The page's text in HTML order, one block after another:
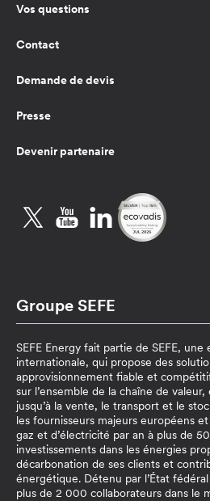
Vos questions
Contact
Demande de devis
Presse
Devenir partenaire
TwitterYouTubeLinkedIn
Groupe SEFE
SEFE Energy fait partie de SEFE,
internationale, qui propose des
approvisionnement fiable et
sur l’ensemble de la chaîne de
jusqu’à la vente, le transport et le
les fournisseurs majeurs européens
gaz et d’électricité par an à plus de
investissements dans les énergies
décarbonation de ses clients et
énergétique. Détenu par l’État
plus de 2 000 collaborateurs dans le